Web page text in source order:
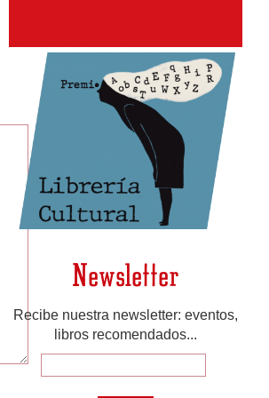
Newsletter
Recibe nuestra newsletter: eventos,
libros recomendados...